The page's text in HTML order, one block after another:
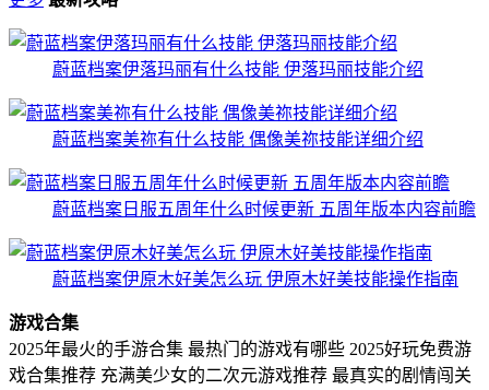
蔚蓝档案伊落玛丽有什么技能 伊落玛丽技能介绍
蔚蓝档案美祢有什么技能 偶像美祢技能详细介绍
蔚蓝档案日服五周年什么时候更新 五周年版本内容前瞻
蔚蓝档案伊原木好美怎么玩 伊原木好美技能操作指南
游戏合集
2025年最火的手游合集 最热门的游戏有哪些 2025好玩免费游
戏合集推荐 充满美少女的二次元游戏推荐 最真实的剧情闯关